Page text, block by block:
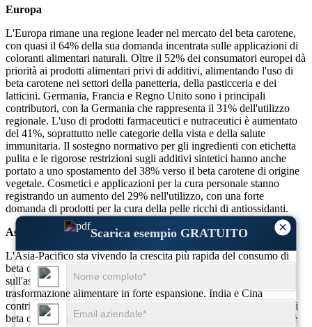
×
Scarica esempio GRATUITO
Europa
L'Europa rimane una regione leader nel mercato del beta carotene,
con quasi il 64% della sua domanda incentrata sulle applicazioni di
coloranti alimentari naturali. Oltre il 52% dei consumatori europei dà
priorità ai prodotti alimentari privi di additivi, alimentando l'uso di
beta carotene nei settori della panetteria, della pasticceria e dei
latticini. Germania, Francia e Regno Unito sono i principali
contributori, con la Germania che rappresenta il 31% dell'utilizzo
regionale. L'uso di prodotti farmaceutici e nutraceutici è aumentato
del 41%, soprattutto nelle categorie della vista e della salute
immunitaria. Il sostegno normativo per gli ingredienti con etichetta
pulita e le rigorose restrizioni sugli additivi sintetici hanno anche
portato a uno spostamento del 38% verso il beta carotene di origine
vegetale. Cosmetici e applicazioni per la cura personale stanno
registrando un aumento del 29% nell'utilizzo, con una forte
domanda di prodotti per la cura della pelle ricchi di antiossidanti.
Asia-Pacifico
L'Asia-Pacifico sta vivendo la crescita più rapida del consumo di
beta carotene, sostenuta dalla crescente consapevolezza
sull'assistenza sanitaria preventiva e da un'industria di
trasformazione alimentare in forte espansione. India e Cina
contribuiscono collettivamente a circa il 59% del consumo totale di
beta carotene nella regione. Il mercato degli integratori alimentari è